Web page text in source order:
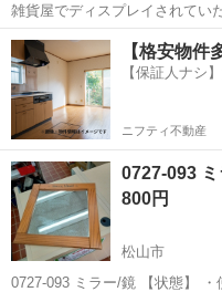
雑貨屋でディスプレイされてい
ていました。 使用機会がない
たり…という事はなく、美品と思います。 アクセサ
を飾りながら収納。 ミラー...
愛媛 松山市 光洋台駅
【格安物件
【保証人ナシ
ニフティ不動産
0727-093
800円
松山市
0727-093 ミラー/鏡 【状態】 ・使用に伴う多少のスレ、キズ、落とし